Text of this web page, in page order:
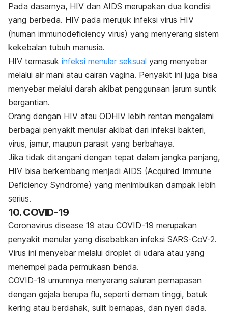
Pada dasarnya, HIV dan AIDS merupakan dua kondisi
yang berbeda. HIV pada merujuk infeksi virus HIV
(human immunodeficiency virus) yang menyerang sistem
kekebalan tubuh manusia.
HIV termasuk infeksi menular seksual yang menyebar
melalui air mani atau cairan vagina. Penyakit ini juga bisa
menyebar melalui darah akibat penggunaan jarum suntik
bergantian.
Orang dengan HIV atau ODHIV lebih rentan mengalami
berbagai penyakit menular akibat dari infeksi bakteri,
virus, jamur, maupun parasit yang berbahaya.
Jika tidak ditangani dengan tepat dalam jangka panjang,
HIV bisa berkembang menjadi AIDS (Acquired Immune
Deficiency Syndrome) yang menimbulkan dampak lebih
serius.
10. COVID-19
Coronavirus disease 19 atau COVID-19 merupakan
penyakit menular yang disebabkan infeksi SARS-CoV-2.
Virus ini menyebar melalui droplet di udara atau yang
menempel pada permukaan benda.
COVID-19 umumnya menyerang saluran pernapasan
dengan gejala berupa flu, seperti demam tinggi, batuk
kering atau berdahak, sulit bernapas, dan nyeri dada.